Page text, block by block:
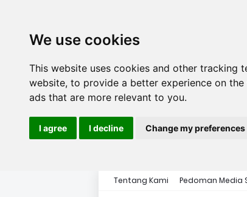
We use cookies
This website uses cookies and other tracking
website, to provide a better experience on the
ads that are more relevant to you.
I agree I decline Change my preferences
Tentang Kami Pedoman Media